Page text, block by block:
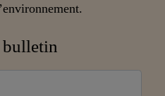
bulletin